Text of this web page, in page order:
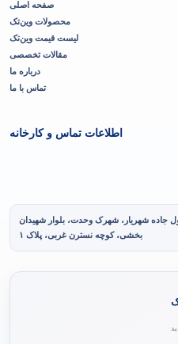
صفحه اصلی
محصولات وین‌تک
لیست قیمت وین‌تک
مقالات تخصصی
درباره ما
تماس با ما
اطلاعات تماس و کارخانه
جاده شهریار، شهرک وحدت، بلوار شهیدان
بخشی، کوچه نسترن غربی، پلاک ۱